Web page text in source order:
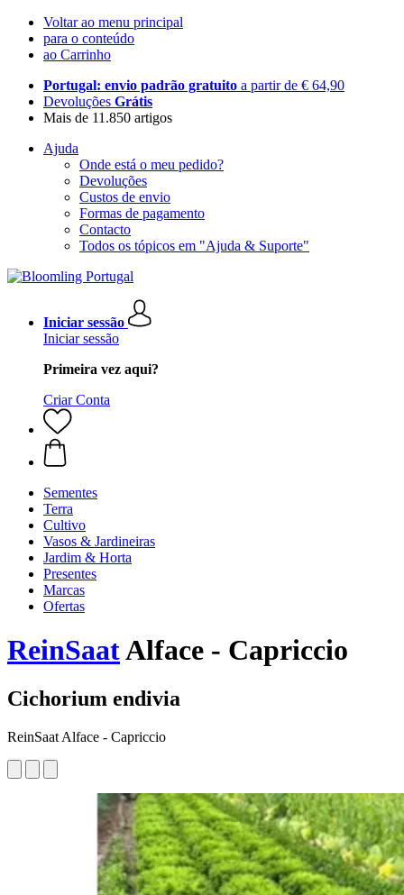
Voltar ao menu principal
para o conteúdo
ao Carrinho
Portugal: envio padrão gratuito a partir de € 64,90
Devoluções Grátis
Mais de 11.850 artigos
Ajuda
Onde está o meu pedido?
Devoluções
Custos de envio
Formas de pagamento
Contacto
Todos os tópicos em "Ajuda & Suporte"
Iniciar sessão
Iniciar sessão
Primeira vez aqui?
Criar Conta
Sementes
Terra
Cultivo
Vasos & Jardineiras
Jardim & Horta
Presentes
Marcas
Ofertas
ReinSaatAlface - Capriccio
Cichorium endivia
ReinSaat Alface - Capriccio